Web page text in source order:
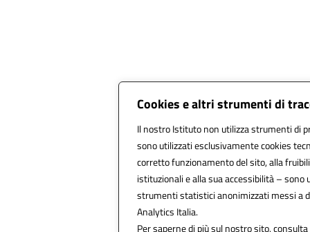
Cookies e altri strumenti di
Il nostro Istituto non utilizza strumenti di
sono utilizzati esclusivamente cookies
corretto funzionamento del sito, alla
istituzionali e alla sua accessibilità – sono
strumenti statistici anonimizzati messi a
Analytics Italia.
Per saperne di più sul nostro sito,